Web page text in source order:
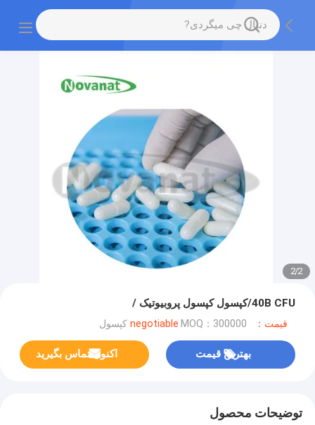
2
/
2
40B CFU/کپسول کپسول پروبیوتیک /
قیمت：negotiable MOQ：300000 کپسول
بهترین قیمت اکنون تماس بگیرید
توضیحات محصول